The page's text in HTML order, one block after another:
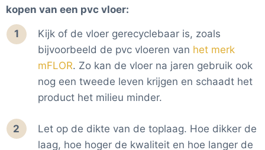
kopen van een pvc vloer:
Kijk of de vloer gerecyclebaar is, zoals
bijvoorbeeld de pvc vloeren van het merk
mFLOR. Zo kan de vloer na jaren gebruik ook
nog een tweede leven krijgen en schaadt het
product het milieu minder.
Let op de dikte van de toplaag. Hoe dikker de
laag, hoe hoger de kwaliteit en hoe langer de